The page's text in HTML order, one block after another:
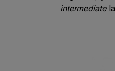
intermediate